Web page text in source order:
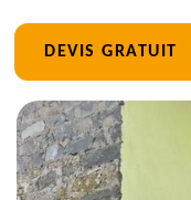
DEVIS GRATUIT